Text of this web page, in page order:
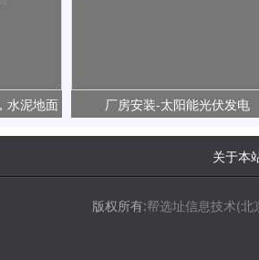
水泥地面
厂房安装-太阳能光伏发电
关于本
版权所有:帮选址信息技术(北